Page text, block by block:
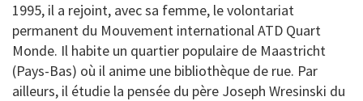
1995, il a rejoint, avec sa femme, le volontariat
permanent du Mouvement international ATD Quart
Monde. Il habite un quartier populaire de Maastricht
(Pays-Bas) où il anime une bibliothèque de rue. Par
ailleurs, il étudie la pensée du père Joseph Wresinski du